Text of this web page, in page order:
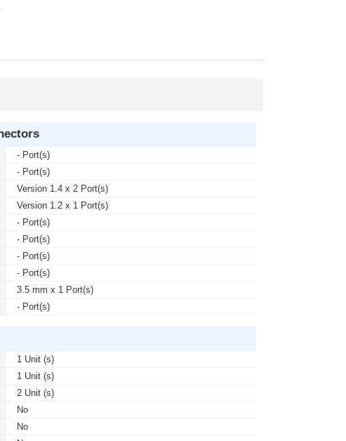
- Port(s)
- Port(s)
Version 1.4 x 2 Port(s)
Version 1.2 x 1 Port(s)
- Port(s)
- Port(s)
- Port(s)
- Port(s)
3.5 mm x 1 Port(s)
- Port(s)
1 Unit (s)
1 Unit (s)
2 Unit (s)
No
No